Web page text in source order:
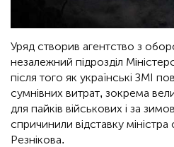
Уряд створив агентство з
незалежний підрозділ
після того як українські ЗМІ
сумнівних витрат, зокрема
для пайків військових і за
спричинили відставку
Резнікова.